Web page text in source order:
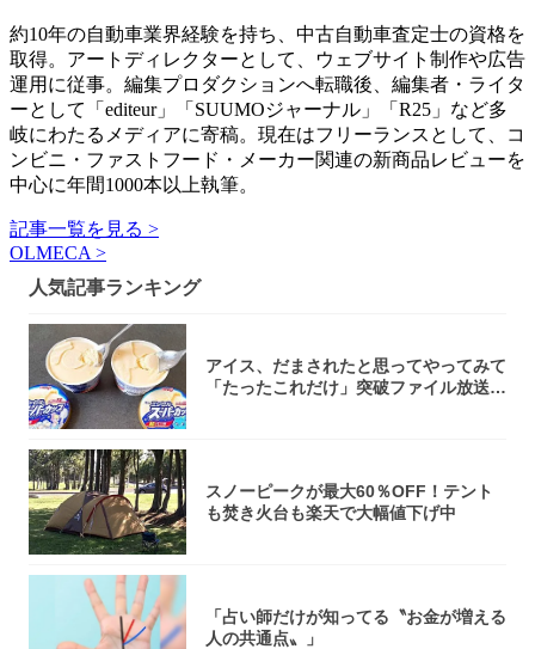
約10年の自動車業界経験を持ち、中古自動車査定士の資格を
取得。アートディレクターとして、ウェブサイト制作や広告
運用に従事。編集プロダクションへ転職後、編集者・ライタ
ーとして「editeur」「SUUMOジャーナル」「R25」など多
岐にわたるメディアに寄稿。現在はフリーランスとして、コ
ンビニ・ファストフード・メーカー関連の新商品レビューを
中心に年間1000本以上執筆。
記事一覧を見る >
OLMECA >
人気記事ランキング
アイス、だまされたと思ってやってみて
「たったこれだけ」突破ファイル放送で
スノーピークが最大60％OFF！テント
も焚き火台も楽天で大幅値下げ中
「占い師だけが知ってる〝お金が増える
人の共通点〟」